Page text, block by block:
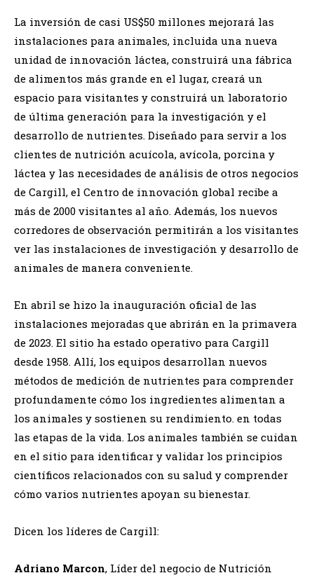
La inversión de casi US$50 millones mejorará las
instalaciones para animales, incluida una nueva
unidad de innovación láctea, construirá una fábrica
de alimentos más grande en el lugar, creará un
espacio para visitantes y construirá un laboratorio
de última generación para la investigación y el
desarrollo de nutrientes. Diseñado para servir a los
clientes de nutrición acuícola, avícola, porcina y
láctea y las necesidades de análisis de otros negocios
de Cargill, el Centro de innovación global recibe a
más de 2000 visitantes al año. Además, los nuevos
corredores de observación permitirán a los visitantes
ver las instalaciones de investigación y desarrollo de
animales de manera conveniente.
En abril se hizo la inauguración oficial de las
instalaciones mejoradas que abrirán en la primavera
de 2023. El sitio ha estado operativo para Cargill
desde 1958. Allí, los equipos desarrollan nuevos
métodos de medición de nutrientes para comprender
profundamente cómo los ingredientes alimentan a
los animales y sostienen su rendimiento. en todas
las etapas de la vida. Los animales también se cuidan
en el sitio para identificar y validar los principios
científicos relacionados con su salud y comprender
cómo varios nutrientes apoyan su bienestar.
Dicen los líderes de Cargill:
Adriano Marcon, Líder del negocio de Nutrición